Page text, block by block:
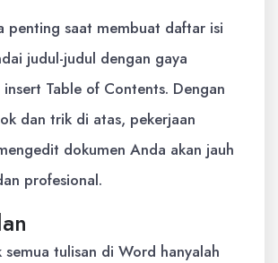
penting saat membuat daftar isi
judul-judul dengan gaya
Table of Contents. Dengan
dan trik di atas, pekerjaan
dokumen Anda akan jauh
profesional.
tulisan di Word hanyalah